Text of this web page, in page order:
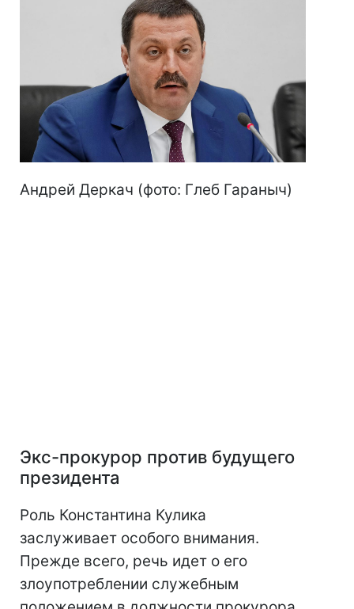
Андрей Деркач (фото: Глеб Гараныч)
Экс-прокурор против будущего
президента
Роль Константина Кулика
заслуживает особого внимания.
Прежде всего, речь идет о его
злоупотреблении служебным